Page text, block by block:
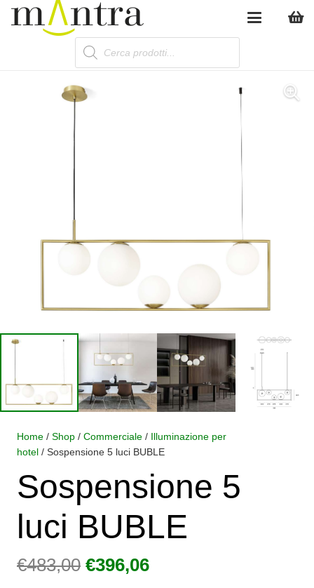
Products
search
Home / Shop / Commerciale / Illuminazione per
hotel / Sospensione 5 luci BUBLE
Sospensione 5
luci BUBLE
€483,00 Il
€396,06Il